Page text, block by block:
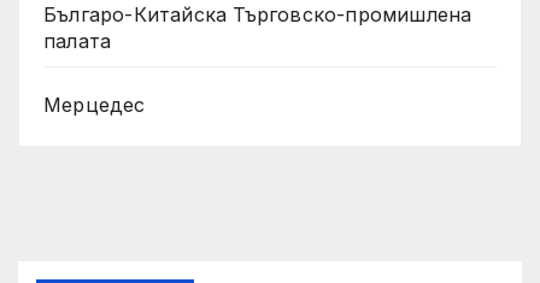
Българо-Китайска Търговско-промишлена
палaта
Мерцедес